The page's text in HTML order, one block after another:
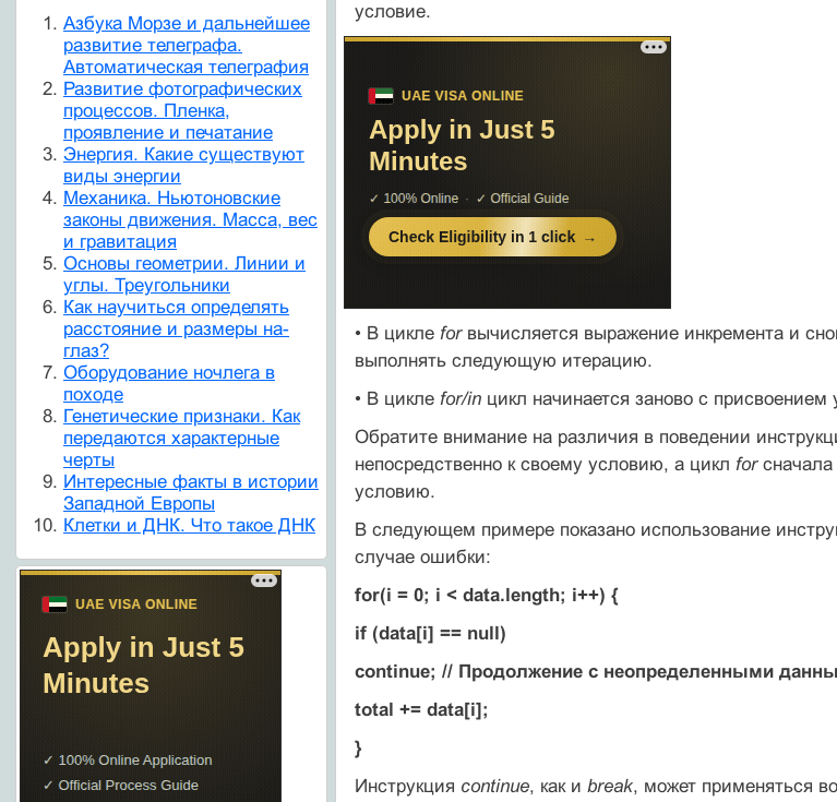
условие.
• В цикле forвычисляется выражение инкремента и
выполнять следующую итерацию.
• В цикле for/inцикл начинается заново с
Обратите внимание на различия в поведении
непосредственно к своему условию, а цикл forсначала
условию.
В следующем примере показано использование
случае ошибки:
for(i = 0; i < data.length; i++) {
if (data[i] == null)
continue; // Продолжение с неопределенными
total += data[i];
}
Инструкция continue, как и break, может применяться
Азбука Морзе и дальнейшее
развитие телеграфа.
Автоматическая телеграфия
Развитие фотографических
процессов. Пленка,
проявление и печатание
Энергия. Какие существуют
виды энергии
Механика. Ньютоновские
законы движения. Масса, вес
и гравитация
Основы геометрии. Линии и
углы. Треугольники
Как научиться определять
расстояние и размеры на-
глаз?
Оборудование ночлега в
походе
Генетические признаки. Как
передаются характерные
черты
Интересные факты в истории
Западной Европы
Клетки и ДНК. Что такое ДНК